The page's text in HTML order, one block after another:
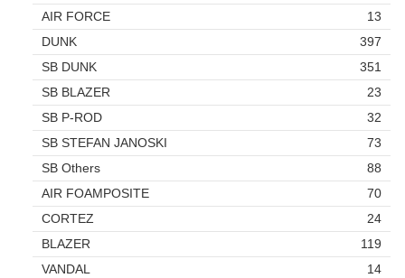
AIR FORCE
13
DUNK
397
SB DUNK
351
SB BLAZER
23
SB P-ROD
32
SB STEFAN JANOSKI
73
SB Others
88
AIR FOAMPOSITE
70
CORTEZ
24
BLAZER
119
VANDAL
14